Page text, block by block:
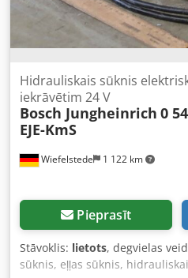
Wiefelstede 1 122 km
Hidrauliskais sūknis
iekrāvētim 24 V
Bosch Jungheinrich 0
EJE-KmS
Pieprasīt
Stāvoklis: lietots, degvielas
sūknis, eļļas sūknis,